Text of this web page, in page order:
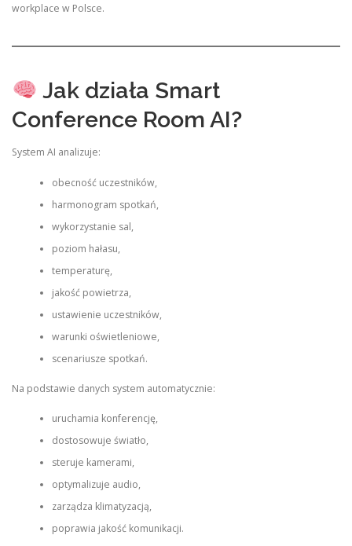
workplace w Polsce.
Jak działa Smart
Conference Room AI?
System AI analizuje:
obecność uczestników,
harmonogram spotkań,
wykorzystanie sal,
poziom hałasu,
temperaturę,
jakość powietrza,
ustawienie uczestników,
warunki oświetleniowe,
scenariusze spotkań.
Na podstawie danych system automatycznie:
uruchamia konferencję,
dostosowuje światło,
steruje kamerami,
optymalizuje audio,
zarządza klimatyzacją,
poprawia jakość komunikacji.